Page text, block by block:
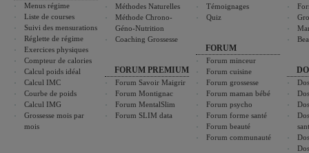
Menus régime
Liste de courses
Suivi des mensurations
Réglette de régime
Exercices physiques
Compteur de calories
Calcul poids idéal
Calcul IMC
Courbe de poids
Calcul IMG
Grossesse mois par
mois
Méthodes Naturelles
Méthode Chrono-
Géno-Nutrition
Coaching Grossesse
FORUM PREMIUM
Forum Savoir Maigrir
Forum Montignac
Forum MentalSlim
Forum SLIM data
Témoignages
Quiz
FORUM
Forum minceur
Forum cuisine
Forum grossesse
Forum maman bébé
Forum psycho
Forum forme santé
Forum beauté
Forum communauté